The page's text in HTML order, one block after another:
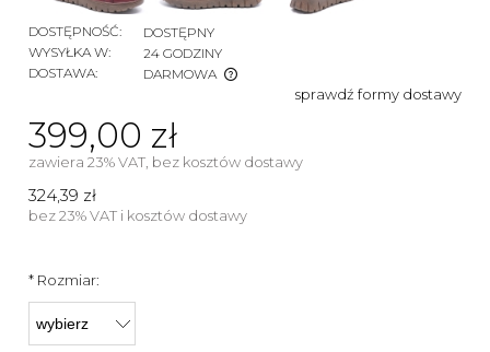
DOSTĘPNOŚĆ:
DOSTĘPNY
WYSYŁKA W:
24 GODZINY
DOSTAWA:
DARMOWA
CENA NIE ZAWIERA EWENTUALNYCH KOSZTÓW
sprawdź formy dostawy
399,00 zł
zawiera 23% VAT, bez kosztów dostawy
324,39 zł
bez 23% VAT i kosztów dostawy
* Rozmiar: